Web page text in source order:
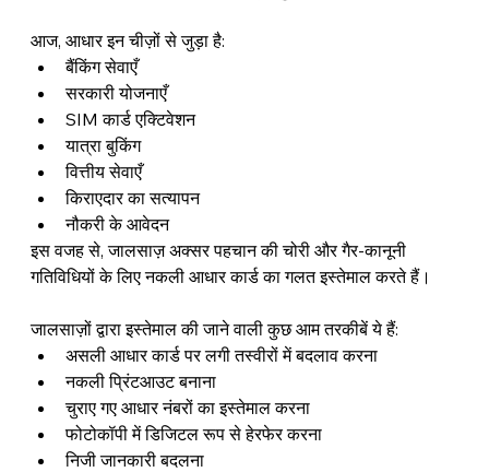
आज, आधार इन चीज़ों से जुड़ा है:
बैंकिंग सेवाएँ
सरकारी योजनाएँ
SIM कार्ड एक्टिवेशन
यात्रा बुकिंग
वित्तीय सेवाएँ
किराएदार का सत्यापन
नौकरी के आवेदन
इस वजह से, जालसाज़ अक्सर पहचान की चोरी और गैर-कानूनी
गतिविधियों के लिए नकली आधार कार्ड का गलत इस्तेमाल करते हैं।
जालसाज़ों द्वारा इस्तेमाल की जाने वाली कुछ आम तरकीबें ये हैं:
असली आधार कार्ड पर लगी तस्वीरों में बदलाव करना
नकली प्रिंटआउट बनाना
चुराए गए आधार नंबरों का इस्तेमाल करना
फोटोकॉपी में डिजिटल रूप से हेरफेर करना
निजी जानकारी बदलना